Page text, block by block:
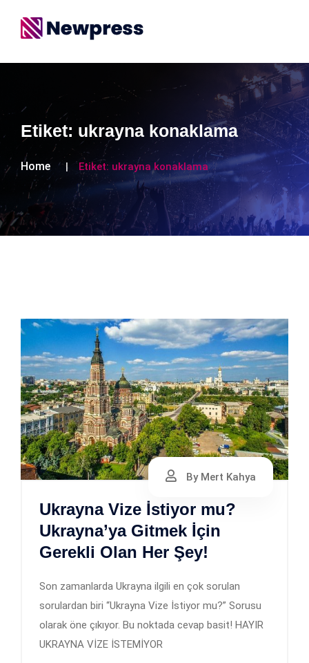
Etiket: ukrayna konaklama
Home Etiket: ukrayna konaklama
By Mert Kahya
Ukrayna Vize İstiyor mu?
Ukrayna’ya Gitmek İçin
Gerekli Olan Her Şey!
Son zamanlarda Ukrayna ilgili en çok sorulan
sorulardan biri “Ukrayna Vize İstiyor mu?” Sorusu
olarak öne çıkıyor. Bu noktada cevap basit! HAYIR
UKRAYNA VİZE İSTEMİYOR